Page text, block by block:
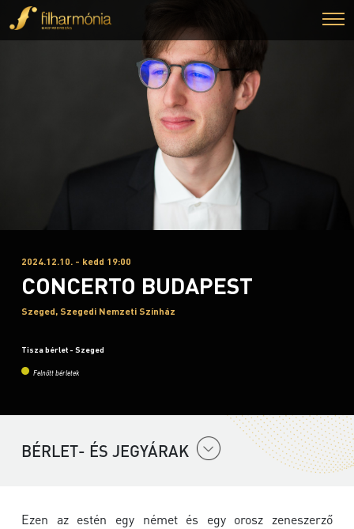
2024.12.10. - kedd 19:00
CONCERTO BUDAPEST
Szeged, Szegedi Nemzeti Színház
Tisza bérlet - Szeged
Felnőtt bérletek
BÉRLET- ÉS JEGYÁRAK
Ezen az estén egy német és egy orosz zeneszerző